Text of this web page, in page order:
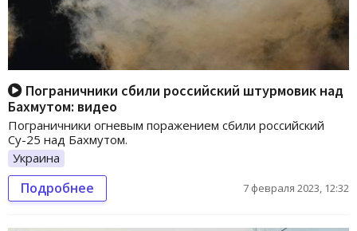
Пограничники сбили российский штурмовик над
Бахмутом: видео
Пограничники огневым поражением сбили российский
Су-25 над Бахмутом.
Украина
Подробнее 7 февраля 2023, 12:32